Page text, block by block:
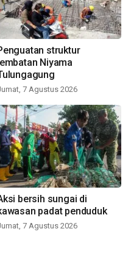
struktur
Niyama
7 Agustus 2026
bersih sungai di
padat penduduk
7 Agustus 2026